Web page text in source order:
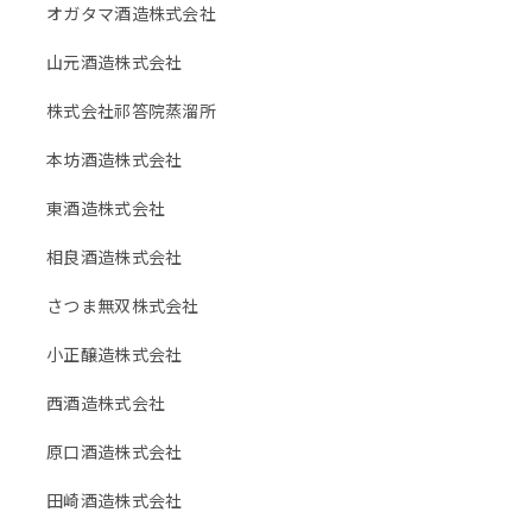
オガタマ酒造株式会社
山元酒造株式会社
株式会社祁答院蒸溜所
本坊酒造株式会社
東酒造株式会社
相良酒造株式会社
さつま無双株式会社
小正醸造株式会社
西酒造株式会社
原口酒造株式会社
田崎酒造株式会社